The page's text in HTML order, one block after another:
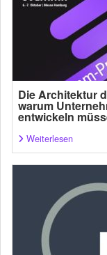
Die Architektur
warum
entwickeln
Weiterlesen